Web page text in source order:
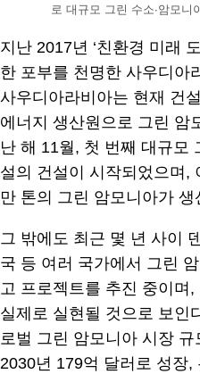
로 대규모 그린 수소∙암모
지난 2017년 ‘친환경 미래
한 포부를 천명한 사우디아
사우디아라비아는 현재 건
에너지 생산원으로 그린 암
난 해 11월, 첫 번째 대규모
설의 건설이 시작되었으며,
만 톤의 그린 암모니아가
그 밖에도 최근 몇 년 사이
국 등 여러 국가에서 그린
고 프로젝트를 추진 중이며,
실제로 실현될 것으로 보인
로벌 그린 암모니아 시장
2030년 179억 달러로 성장